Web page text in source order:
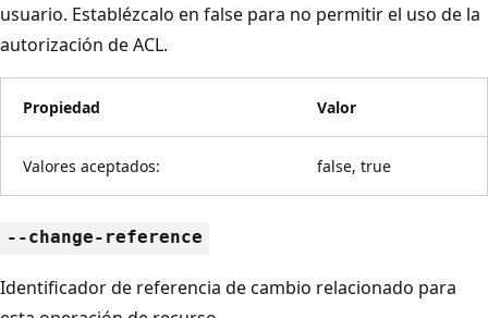
usuario. Establézcalo en false para no permitir el uso de la
autorización de ACL.
Propiedad Valor
Valores aceptados: false, true
--change-reference
Identificador de referencia de cambio relacionado para